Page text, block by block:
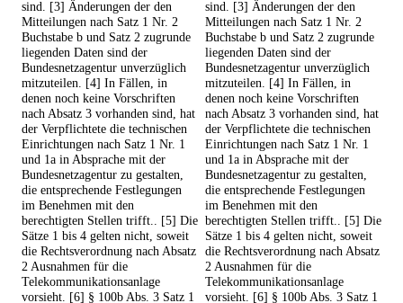
sind. [3] Änderungen der den
Mitteilungen nach Satz 1 Nr. 2
Buchstabe b und Satz 2 zugrunde
liegenden Daten sind der
Bundesnetzagentur unverzüglich
mitzuteilen. [4] In Fällen, in
denen noch keine Vorschriften
nach Absatz 3 vorhanden sind, hat
der Verpflichtete die technischen
Einrichtungen nach Satz 1 Nr. 1
und 1a in Absprache mit der
Bundesnetzagentur zu gestalten,
die entsprechende Festlegungen
im Benehmen mit den
berechtigten Stellen trifft.. [5] Die
Sätze 1 bis 4 gelten nicht, soweit
die Rechtsverordnung nach Absatz
2 Ausnahmen für die
Telekommunikationsanlage
vorsieht. [6] § 100b Abs. 3 Satz 1
sind. [3] Änderungen der den
Mitteilungen nach Satz 1 Nr. 2
Buchstabe b und Satz 2 zugrunde
liegenden Daten sind der
Bundesnetzagentur unverzüglich
mitzuteilen. [4] In Fällen, in
denen noch keine Vorschriften
nach Absatz 3 vorhanden sind, hat
der Verpflichtete die technischen
Einrichtungen nach Satz 1 Nr. 1
und 1a in Absprache mit der
Bundesnetzagentur zu gestalten,
die entsprechende Festlegungen
im Benehmen mit den
berechtigten Stellen trifft.. [5] Die
Sätze 1 bis 4 gelten nicht, soweit
die Rechtsverordnung nach Absatz
2 Ausnahmen für die
Telekommunikationsanlage
vorsieht. [6] § 100b Abs. 3 Satz 1